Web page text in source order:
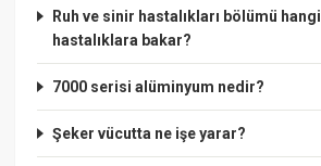
Ruh ve sinir hastalıkları bölümü hangi
hastalıklara bakar?
7000 serisi alüminyum nedir?
Şeker vücutta ne işe yarar?